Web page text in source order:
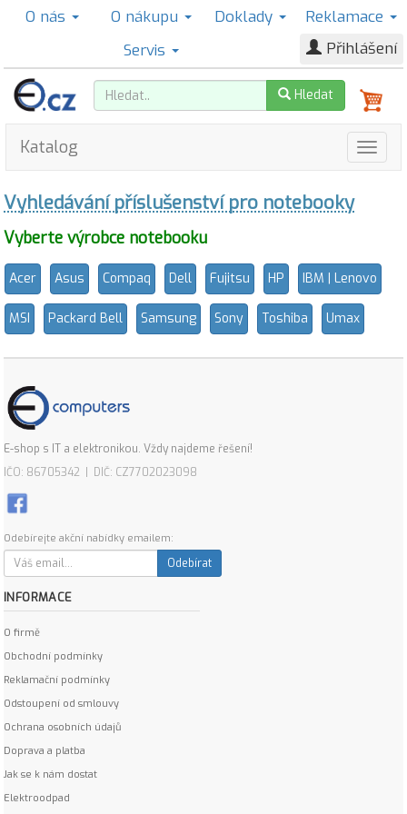
O nás O nákupu Doklady
Reklamace
Servis
Přihlášení
Hledat
Katalog
Vyhledávání příslušenství pro notebooky
Vyberte výrobce notebooku
Acer Asus Compaq Dell Fujitsu HP IBM | Lenovo
MSI Packard Bell Samsung Sony Toshiba Umax
E-shop s IT a elektronikou. Vždy najdeme řešení!
IČO: 86705342 | DIČ: CZ7702023098
Odebírejte akční nabídky emailem:
Odebírat
INFORMACE
O firmě
Obchodní podmínky
Reklamační podmínky
Odstoupení od smlouvy
Ochrana osobních údajů
Doprava a platba
Jak se k nám dostat
Elektroodpad